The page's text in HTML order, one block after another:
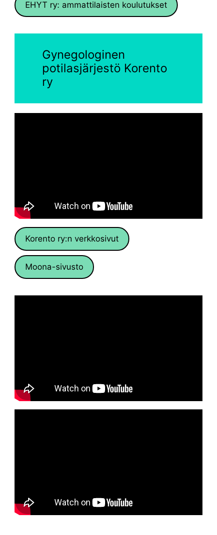
EHYT ry: ammattilaisten koulutukset
Gynegologinen
potilasjärjestö Korento
ry
Korento ry:n verkkosivut
Moona-sivusto